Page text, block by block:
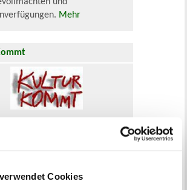
Cookies
Mehr
vielfältiges Theater-